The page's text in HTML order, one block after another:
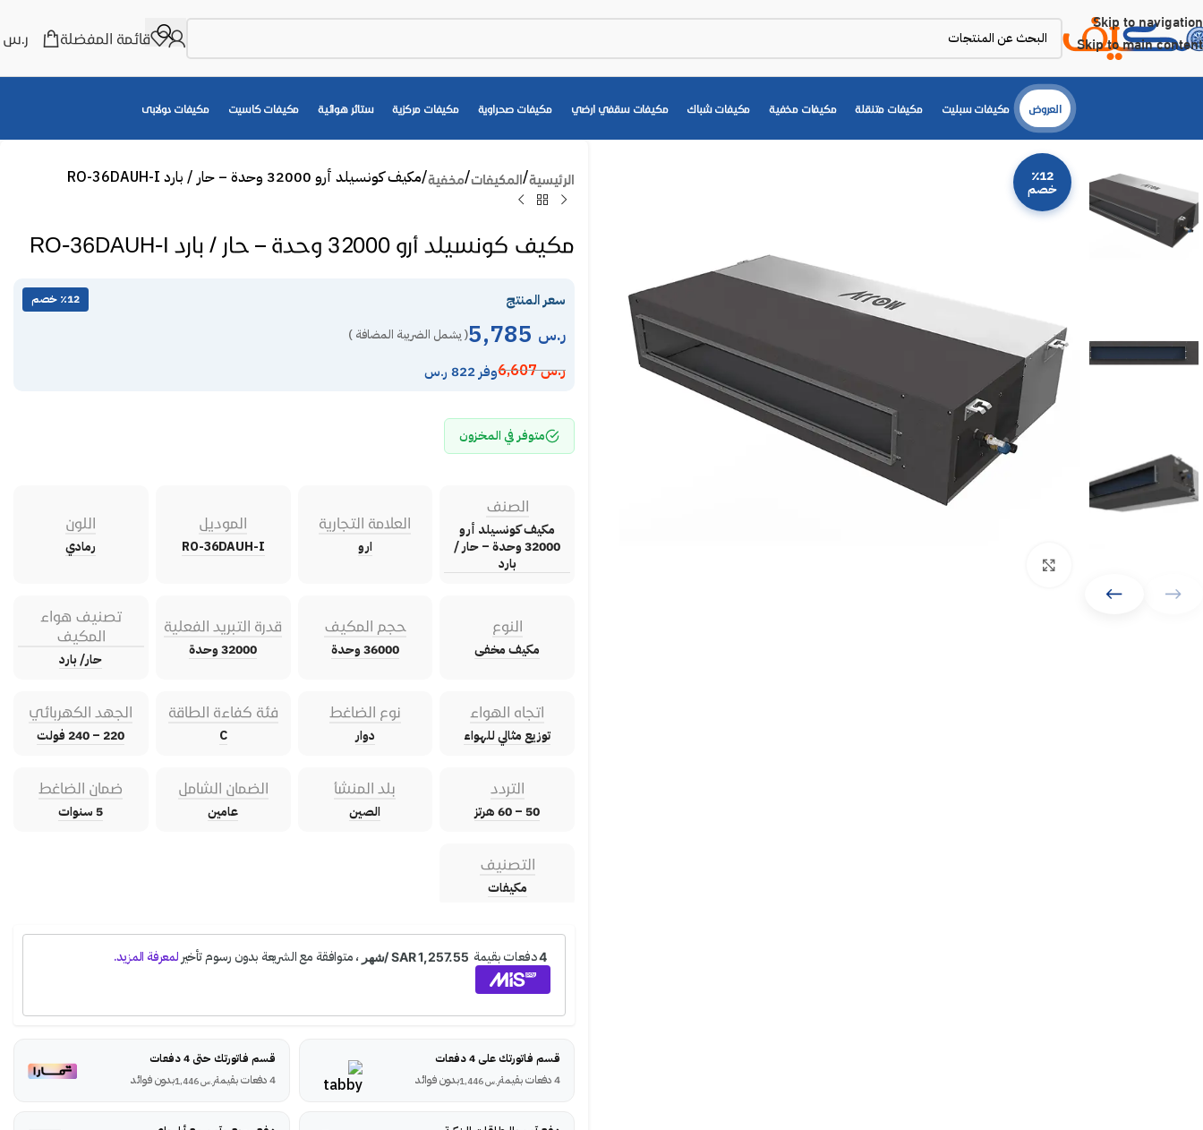
Skip to navigation
Skip to main content
قائمة المفضلة ر.س
العروض مكيفات سبليت مكيفات متنقلة مكيفات مخفية مكيفات شباك مكيفات سقفي ارضي مكيفات صحراوية مكيفات مركزية ستائر هوائية مكيفات كاسيت مكيفات دولابى
٪12
خصم
الرئيسية المكيفات مخفية مكيف كونسيلد أرو 32000 وحدة – حار / بارد RO-36DAUH-I
مكيف كونسيلد أرو 32000 وحدة – حار / بارد RO-36DAUH-I
سعر المنتج ٪12 خصم
ر.س ( يشمل الضريبة المضافة )
ر.س6,607 وفر 822 ر.س
متوفر في المخزون
الصنف
مكيف كونسيلد أرو
32000 وحدة – حار /
بارد
العلامة التجارية
ارو
الموديل
RO-36DAUH-I
اللون
رمادي
النوع
مكيف مخفى
حجم المكيف
36000 وحدة
قدرة التبريد الفعلية
32000 وحدة
تصنيف هواء
المكيف
حار/ بارد
اتجاه الهواء
توزيع مثالي للهواء
نوع الضاغط
دوار
فئة كفاءة الطاقة
C
الجهد الكهربائي
220 – 240 فولت
التردد
50 – 60 هرتز
بلد المنشأ
الصين
الضمان الشامل
عامين
ضمان الضاغط
5 سنوات
التصنيف
مكيفات
قسم فاتورتك على 4 دفعات
4 دفعات بقيمة
ر.س بدون فوائد
قسم فاتورتك حتى 4 دفعات
4 دفعات بقيمة
ر.س1,446 بدون فوائد